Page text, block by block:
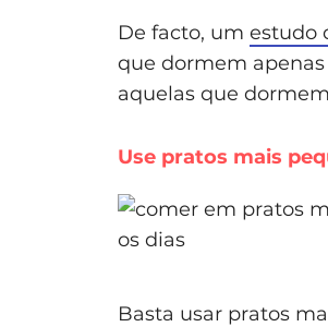
De facto, um estudo
que dormem
aquelas que
Use pratos mais
Basta usar pratos